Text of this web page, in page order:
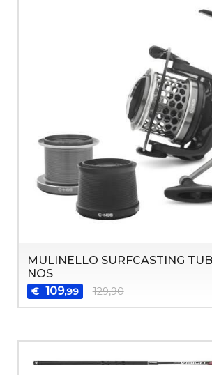
MULINELLO SURFCASTING
NOS
€ 109,99 129,90